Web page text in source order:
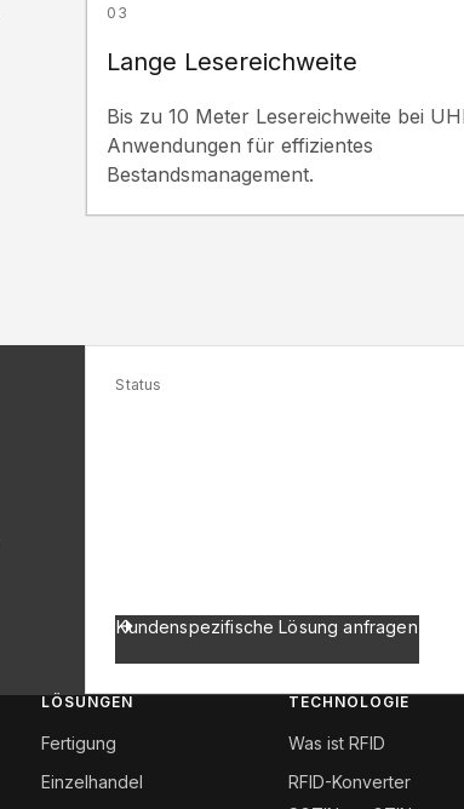
03
Lange Lesereichweite
Bis zu 10 Meter Lesereichweite bei
Anwendungen für effizientes
Bestandsmanagement.
Status
Kundenspezifische Lösung anfragen
LÖSUNGEN
Fertigung
Einzelhandel
TECHNOLOGIE
Was ist RFID
RFID-Konverter